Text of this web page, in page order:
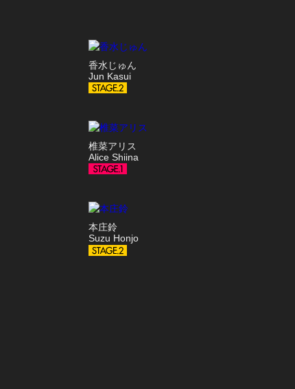
香水じゅん
Jun Kasui
椎菜アリス
Alice Shiina
本庄鈴
Suzu Honjo